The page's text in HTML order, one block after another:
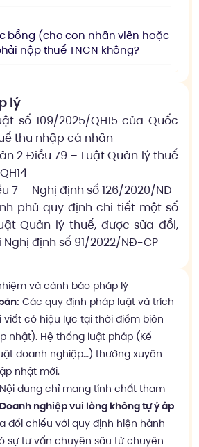
bổng (cho con nhân viên hoặc
nộp thuế TNCN không?
lý
số 109/2025/QH15 của Quốc
thu nhập cá nhân
2 Điều 79 – Luật Quản lý thuế
7 – Nghị định số 126/2020/NĐ-
phủ quy định chi tiết một số
Quản lý thuế, được sửa đổi,
định số 91/2022/NĐ-CP
và cảnh báo pháp lý
Các quy định pháp luật và trích
viết có hiệu lực tại thời điểm biên
nhật). Hệ thống luật pháp (Kế
doanh nghiệp…) thường xuyên
nhật mới.
Nội dung chỉ mang tính chất tham
Doanh nghiệp vui lòng không tự ý áp
đối chiếu với quy định hiện hành
sự tư vấn chuyên sâu từ chuyên